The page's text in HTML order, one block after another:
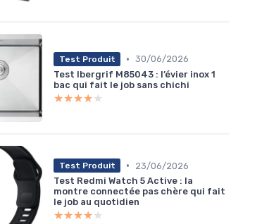
Test Produit • 30/06/2026
Test Ibergrif M85043 : l’évier inox 1
bac qui fait le job sans chichi
★★★★★
★★★★★
Test Produit •
23/06/2026
Test Redmi Watch 5 Active : la
montre connectée pas chère qui fait
le job au quotidien
★★★★★
★★★★★